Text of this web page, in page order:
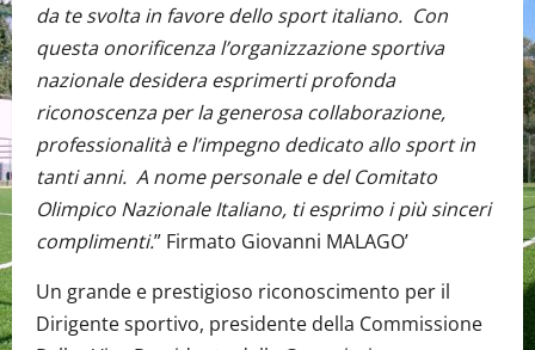
da te svolta in favore dello sport italiano. Con
questa onorificenza l’organizzazione sportiva
nazionale desidera esprimerti profonda
riconoscenza per la generosa collaborazione,
professionalità e l’impegno dedicato allo sport in
tanti anni. A nome personale e del Comitato
Olimpico Nazionale Italiano, ti esprimo i più sinceri
complimenti.” Firmato Giovanni MALAGO’
Un grande e prestigioso riconoscimento per il
Dirigente sportivo, presidente della Commissione